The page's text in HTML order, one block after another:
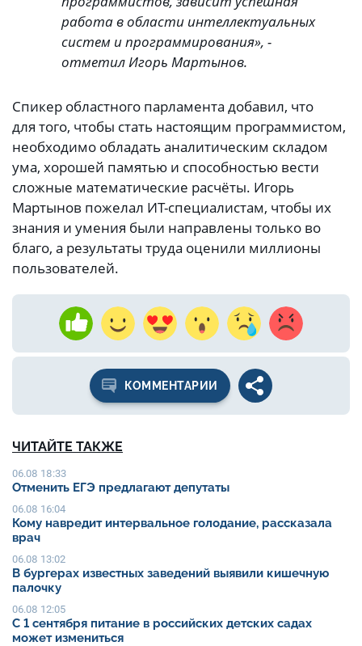
работа в области интеллектуальных
систем и программирования», -
отметил Игорь Мартынов.
Спикер областного парламента добавил, что
для того, чтобы стать настоящим программистом,
необходимо обладать аналитическим складом
ума, хорошей памятью и способностью вести
сложные математические расчёты. Игорь
Мартынов пожелал ИТ-специалистам, чтобы их
знания и умения были направлены только во
благо, а результаты труда оценили миллионы
пользователей.
КОММЕНТАРИИ
ЧИТАЙТЕ ТАКЖЕ
06.08 18:33
Отменить ЕГЭ предлагают депутаты
06.08 16:04
Кому навредит интервальное голодание, рассказала
врач
06.08 13:02
В бургерах известных заведений выявили кишечную
палочку
06.08 12:05
С 1 сентября питание в российских детских садах
может измениться